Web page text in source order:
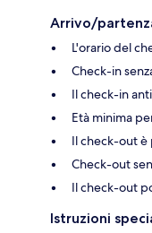
Arrivo/
L'orario del
Check-in
Il check-in
Età minima
Il check-out è
Check-out
Il check-out
Istruzioni